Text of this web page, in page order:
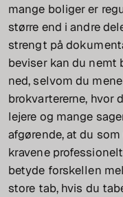
mange boliger er
større end i andre
strengt på
beviser kan du
ned, selvom du
brokvartererne, hvor
lejere og mange
afgørende, at du
kravene
betyde forskellen
store tab, hvis du